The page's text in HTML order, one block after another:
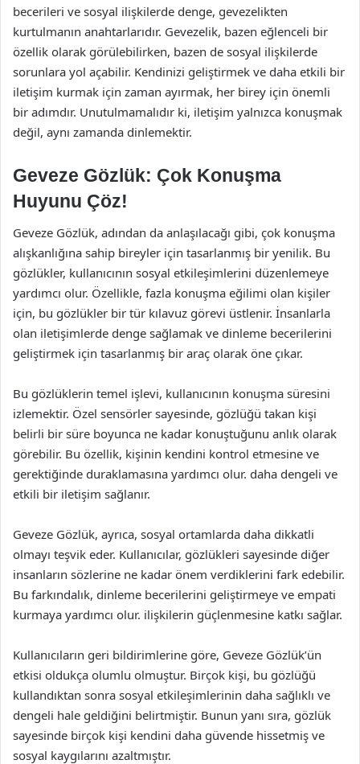
becerileri ve sosyal ilişkilerde denge, gevezelikten
kurtulmanın anahtarlarıdır. Gevezelik, bazen eğlenceli bir
özellik olarak görülebilirken, bazen de sosyal ilişkilerde
sorunlara yol açabilir. Kendinizi geliştirmek ve daha etkili bir
iletişim kurmak için zaman ayırmak, her birey için önemli
bir adımdır. Unutulmamalıdır ki, iletişim yalnızca konuşmak
değil, aynı zamanda dinlemektir.
Geveze Gözlük: Çok Konuşma
Huyunu Çöz!
Geveze Gözlük, adından da anlaşılacağı gibi, çok konuşma
alışkanlığına sahip bireyler için tasarlanmış bir yenilik. Bu
gözlükler, kullanıcının sosyal etkileşimlerini düzenlemeye
yardımcı olur. Özellikle, fazla konuşma eğilimi olan kişiler
için, bu gözlükler bir tür kılavuz görevi üstlenir. İnsanlarla
olan iletişimlerde denge sağlamak ve dinleme becerilerini
geliştirmek için tasarlanmış bir araç olarak öne çıkar.
Bu gözlüklerin temel işlevi, kullanıcının konuşma süresini
izlemektir. Özel sensörler sayesinde, gözlüğü takan kişi
belirli bir süre boyunca ne kadar konuştuğunu anlık olarak
görebilir. Bu özellik, kişinin kendini kontrol etmesine ve
gerektiğinde duraklamasına yardımcı olur. daha dengeli ve
etkili bir iletişim sağlanır.
Geveze Gözlük, ayrıca, sosyal ortamlarda daha dikkatli
olmayı teşvik eder. Kullanıcılar, gözlükleri sayesinde diğer
insanların sözlerine ne kadar önem verdiklerini fark edebilir.
Bu farkındalık, dinleme becerilerini geliştirmeye ve empati
kurmaya yardımcı olur. ilişkilerin güçlenmesine katkı sağlar.
Kullanıcıların geri bildirimlerine göre, Geveze Gözlük’ün
etkisi oldukça olumlu olmuştur. Birçok kişi, bu gözlüğü
kullandıktan sonra sosyal etkileşimlerinin daha sağlıklı ve
dengeli hale geldiğini belirtmiştir. Bunun yanı sıra, gözlük
sayesinde birçok kişi kendini daha güvende hissetmiş ve
sosyal kaygılarını azaltmıştır.